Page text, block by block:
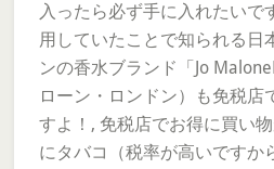
入ったら必ず手に入れたいで
用していたことで知られる日
ンの香水ブランド「Jo
ローン・ロンドン）も免税店
すよ！, 免税店でお得に買い
にタバコ（税率が高いですか